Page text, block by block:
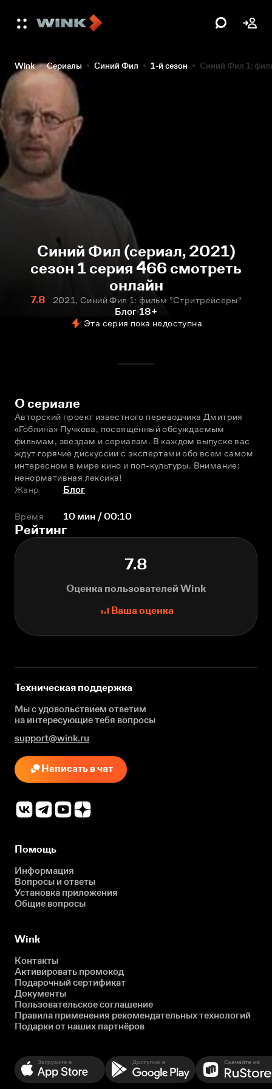
Wink Сериалы Синий Фил 1-й сезон Синий Фил 1:
Синий Фил (сериал, 2021)
сезон 1 серия 466 смотреть
онлайн
7.8
2021, Синий Фил 1: фильм "Стритрейсеры"
Блог 18+
Эта серия пока недоступна
О сериале
Авторский проект известного переводчика Дмитрия
«Гоблина» Пучкова, посвященный обсуждаемым
фильмам, звездам и сериалам. В каждом выпуске вас
ждут горячие дискуссии с экспертами обо всем самом
интересном в мире кино и поп-культуры. Внимание:
ненормативная лексика!
Жанр
Блог
Время 10 мин / 00:10
Рейтинг
7.8
Оценка пользователей Wink
Ваша оценка
Техническая поддержка
Мы с удовольствием ответим
на интересующиетебя вопросы
support@wink.ru
Написать в чат
Помощь
Информация
Вопросы и ответы
Установка приложения
Общие вопросы
Wink
Контакты
Активировать промокод
Подарочный сертификат
Документы
Пользовательское соглашение
Правила применения рекомендательных технологий
Подарки от наших партнёров